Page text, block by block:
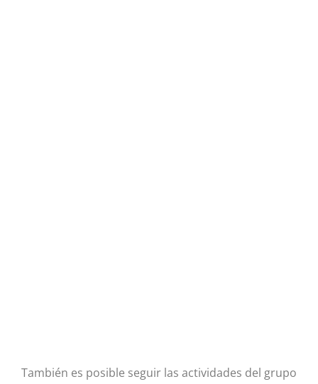
También es posible seguir las actividades del grupo